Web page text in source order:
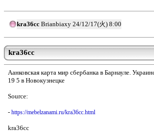
kra36cc Brianbiaxy 24/12/17(火) 8:00
kra36cc
Aанковская карта мир сбербанка в Барнауле.
19 5 в Новокузнецке
Source:
- https://mebelzanami.ru/kra36cc.html
kra36cc